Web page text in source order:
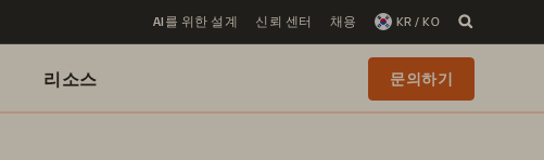
AI를 위한 설계 신뢰 센터 채용 KR / KO
리소스 문의하기